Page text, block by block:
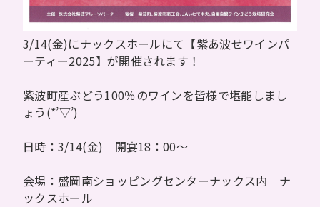
3/14(金)にナックスホールにて【紫あ波せワインパ
ーティー2025】が開催されます！
紫波町産ぶどう100％のワインを皆様で堪能しまし
ょう(*’▽’)
日時：3/14(金) 開宴18：00～
会場：盛岡南ショッピングセンターナックス内 ナ
ックスホール